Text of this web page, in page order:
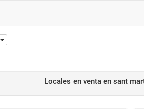
Locales en venta en sant